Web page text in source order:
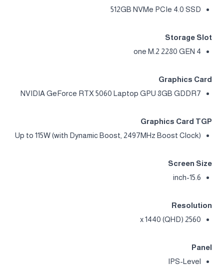
512GB NVMe PCIe 4.0 SSD
Storage Slot
one M.2 2280 GEN 4
Graphics Card
NVIDIA GeForce RTX 5060 Laptop GPU 8GB GDDR7
Graphics Card TGP
Up to 115W (with Dynamic Boost, 2497MHz Boost Clock)
Screen Size
15.6-inch
Resolution
2560 x 1440 (QHD)
Panel
IPS-Level